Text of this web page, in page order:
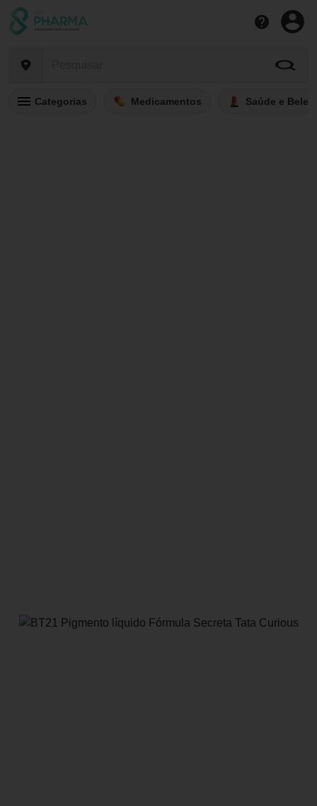
Categorias Medicamentos Saúde e